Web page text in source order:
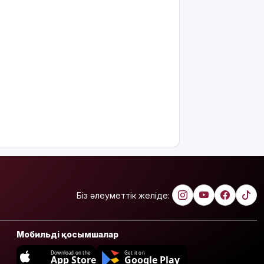
Біз әлеуметтік желіде:
Мобильді қосымшалар
Download on the
App Store
Get it on
Google Play